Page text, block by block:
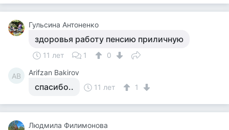
Гульсина Антоненко
здоровья работу пенсию приличную
11 лет 1 0
AB Arifzan Bakirov
спасибо.. 11 лет 1
Людмила Филимонова